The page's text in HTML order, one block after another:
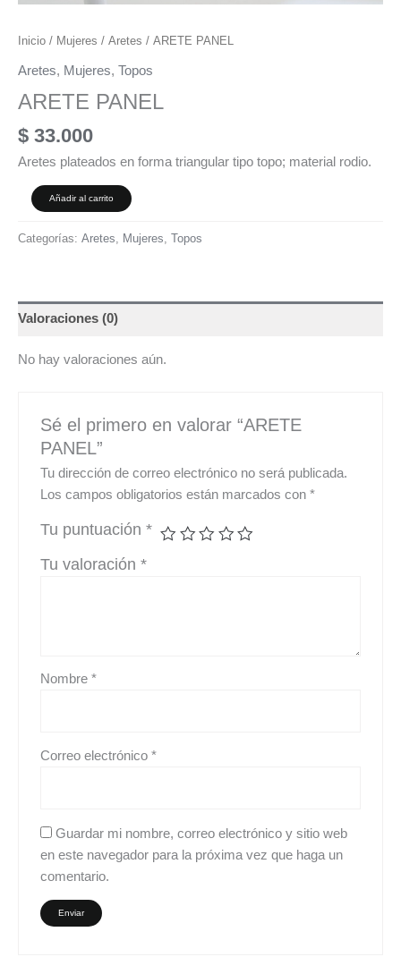
Inicio / Mujeres / Aretes / ARETE PANEL
Aretes, Mujeres, Topos
ARETE PANEL
$ 33.000
Aretes plateados en forma triangular tipo topo; material rodio.
Añadir al carrito
Categorías: Aretes Mujeres Topos
Valoraciones (0)
No hay valoraciones aún.
Sé el primero en valorar “ARETE
PANEL”
Tu dirección de correo electrónico no será publicada.
Los campos obligatorios están marcados con*
Tu puntuación*
Tu valoración*
Nombre*
Correo electrónico*
Guardar mi nombre, correo electrónico y sitio web
en este navegador para la próxima vez que haga un
comentario.